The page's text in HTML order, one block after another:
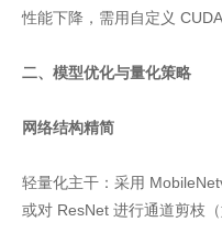
性能下降，需用自定义 CUDA
二、模型优化与量化策略
网络结构精简
轻量化主干：采用
或对 ResNet 进行通道剪枝（